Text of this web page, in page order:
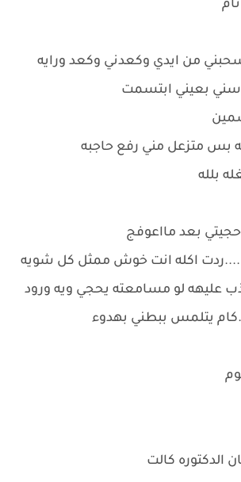
من ايدي وكعدني وكعد ورايه
بعيني ابتسمت
بس متزعل مني رفع حاجبه
بلله
بعد مااعوفج
....ردت اكله انت خوش ممثل كل شويه
عليهه لو مسامعته يحجي ويه ورود
يتلمس ببطني بهدوء
الدكتوره كالت